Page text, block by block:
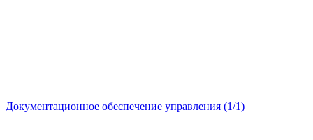
Документационное обеспечение управления (1/1)